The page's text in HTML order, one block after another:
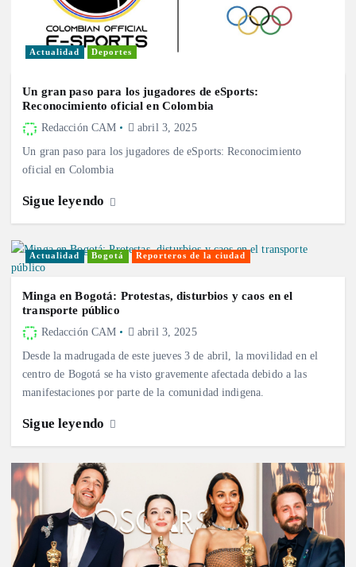
Actualidad Deportes
Un gran paso para los jugadores de eSports:
Reconocimiento oficial en Colombia
Redacción CAM abril 3, 2025
Un gran paso para los jugadores de eSports: Reconocimiento
oficial en Colombia
Sigue leyendo
Actualidad Bogotá Reporteros de la ciudad
Minga en Bogotá: Protestas, disturbios y caos en el
transporte público
Redacción CAM abril 3, 2025
Desde la madrugada de este jueves 3 de abril, la movilidad en el
centro de Bogotá se ha visto gravemente afectada debido a las
manifestaciones por parte de la comunidad indigena.
Sigue leyendo